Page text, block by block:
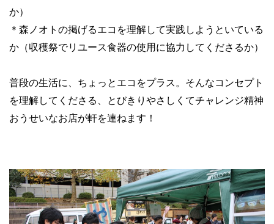
か）
＊森ノオトの掲げるエコを理解して実践しようといている
か（収穫祭でリユース食器の使用に協力してくださるか）
普段の生活に、ちょっとエコをプラス。そんなコンセプト
を理解してくださる、とびきりやさしくてチャレンジ精神
おうせいなお店が軒を連ねます！